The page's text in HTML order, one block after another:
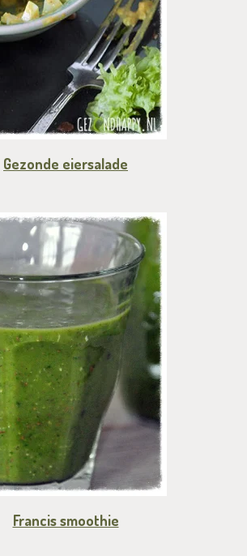
Gezonde eiersalade
Francis smoothie